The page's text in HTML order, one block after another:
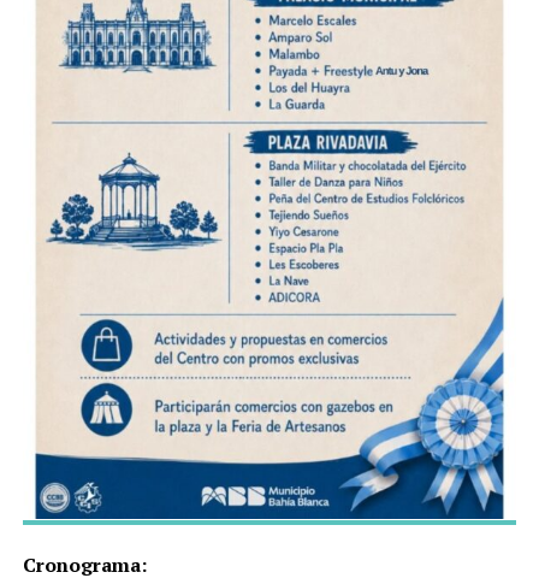
Cronograma: